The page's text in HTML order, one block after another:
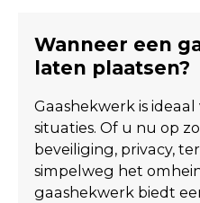
Wanneer een
laten plaatsen?
Gaashekwerk is
situaties. Of u nu op
beveiliging, privacy,
simpelweg het
gaashekwerk biedt